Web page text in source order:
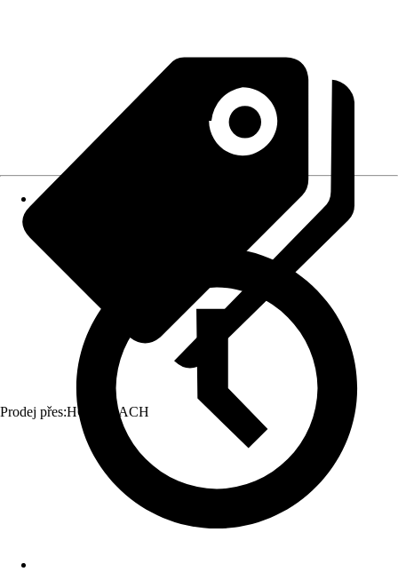
Prodej přes:HORNBACH